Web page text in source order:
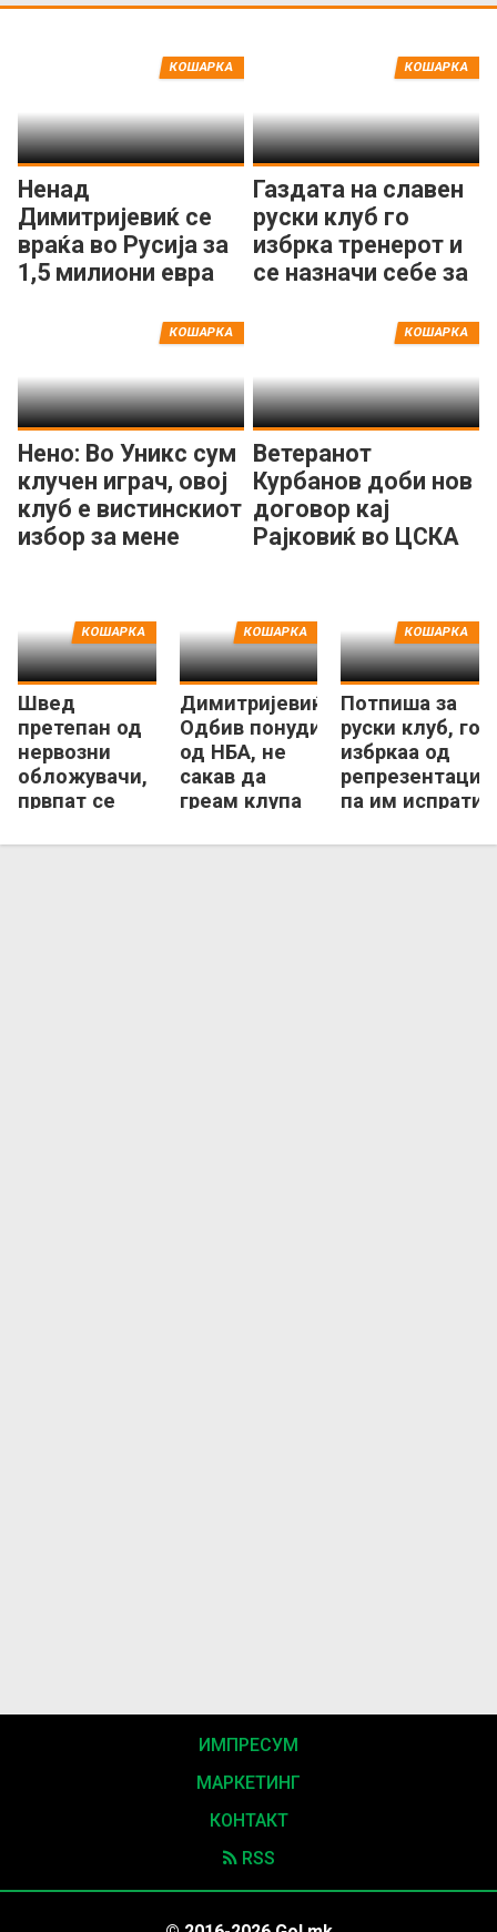
Ненад
Димитријевиќ се
враќа во Русија за
1,5 милиони евра
КОШАРКА
Газдата на славен
руски клуб го
избрка тренерот и
се назначи себе за
КОШАРКА
Нено: Во Уникс сум
клучен играч, овој
клуб е вистинскиот
избор за мене
КОШАРКА
Ветеранот
Курбанов доби нов
договор кај
Рајковиќ во ЦСКА
КОШАРКА
Швед
претепан од
нервозни
обложувачи,
првпат се
јавноста
КОШАРКА
Димитријевиќ:
Одбив понуди
од НБА, не
сакав да
греам клупа
КОШАРКА
Потпиша за
руски клуб, го
избркаа од
па им испрати
КОШАРКА
ИМПРЕСУМ
МАРКЕТИНГ
КОНТАКТ
RSS